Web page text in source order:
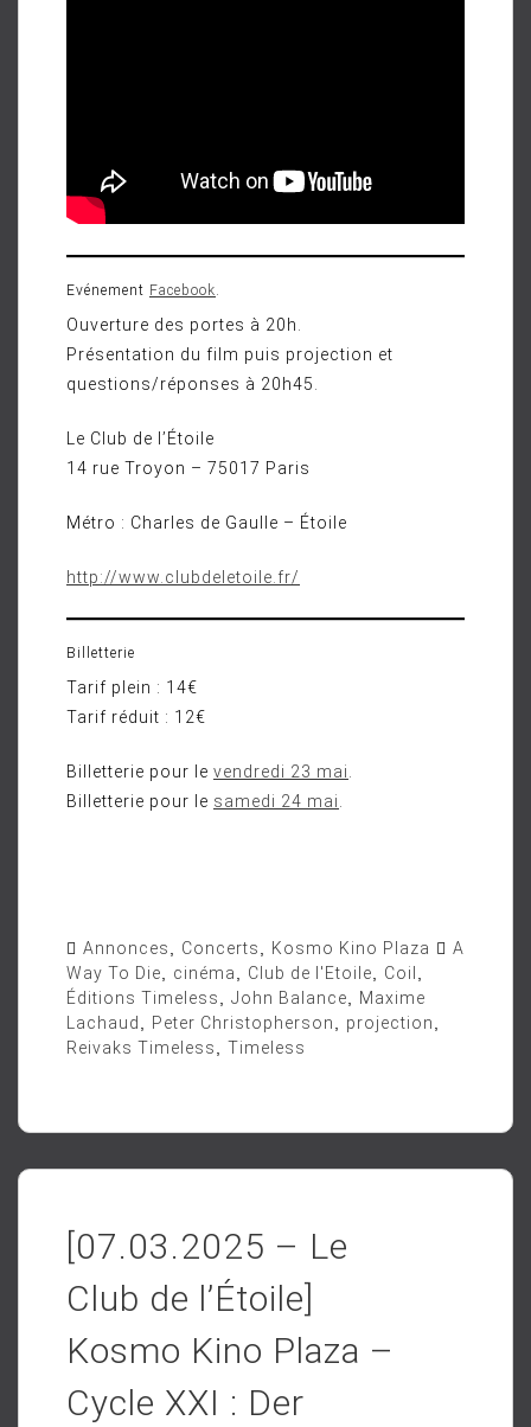
Evénement Facebook
Ouverture des portes à 20h.
Présentation du film puis projection et
questions/réponses à 20h45.
Le Club de l’Étoile
14 rue Troyon – 75017 Paris
Métro : Charles de Gaulle – Étoile
http://www.clubdeletoile.fr/
Billetterie
Tarif plein : 14€
Tarif réduit : 12€
Billetterie pour le vendredi 23 mai
Billetterie pour le samedi 24 mai
Annonces Concerts Kosmo Kino Plaza
A
Way To Die
cinéma Club de l'Etoile Coil
Éditions Timeless
John Balance
Maxime
Lachaud
Peter Christopherson projection
Reivaks Timeless
Timeless
[07.03.2025 – Le
Club de l’Étoile]
Kosmo Kino Plaza –
Cycle XXI : Der